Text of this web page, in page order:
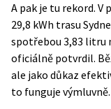
A pak je tu rekord. V
29,8 kWh trasu
spotřebou 3,83 litru
oficiálně potvrdil.
ale jako důkaz
to funguje výmluvně.